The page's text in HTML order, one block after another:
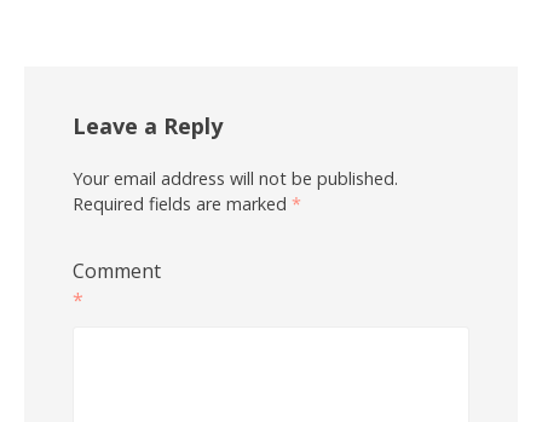
Leave a Reply
Your email address will not be published.
Required fields are marked *
Comment
*